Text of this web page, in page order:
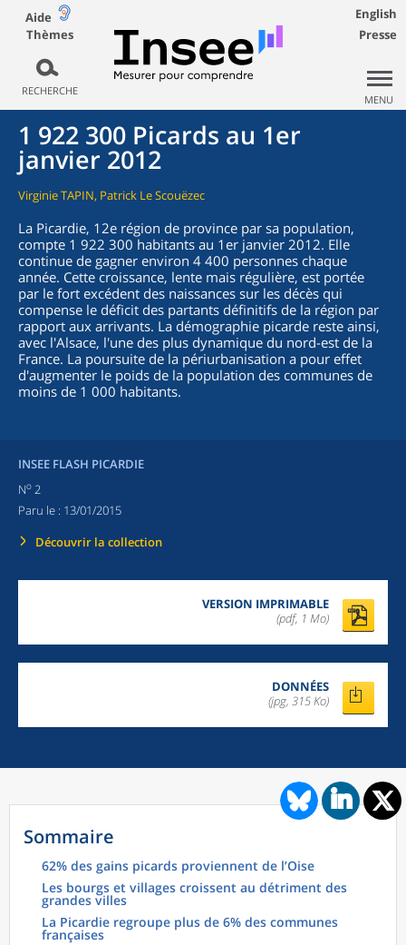
Aide
Thèmes
RECHERCHE
English
Presse
MENU
1 922 300 Picards au 1er
janvier 2012
Virginie TAPIN, Patrick Le Scouëzec
La Picardie, 12e région de province par sa population,
compte 1 922 300 habitants au 1er janvier 2012. Elle
continue de gagner environ 4 400 personnes chaque
année. Cette croissance, lente mais régulière, est portée
par le fort excédent des naissances sur les décès qui
compense le déficit des partants définitifs de la région par
rapport aux arrivants. La démographie picarde reste ainsi,
avec l'Alsace, l'une des plus dynamique du nord-est de la
France. La poursuite de la périurbanisation a pour effet
d'augmenter le poids de la population des communes de
moins de 1 000 habitants.
INSEE FLASH PICARDIE
No 2
Paru le : 13/01/2015
Découvrir la collection
VERSION IMPRIMABLE
(pdf, 1 Mo)
DONNÉES
(jpg, 315 Ko)
Sommaire
62% des gains picards proviennent de l’Oise
Les bourgs et villages croissent au détriment des
grandes villes
La Picardie regroupe plus de 6% des communes
françaises